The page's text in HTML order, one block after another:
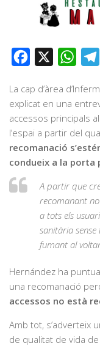
Facebook
La cap d’àrea
explicat en una
accessos principals
l’espai a partir del
recomanació
condueix a la porta
A partir que
recomanant
a tots els
sanitària
fumant al
Hernández ha
una recomanació
accessos no està
Amb tot, s’adverteix
de qualitat de vida